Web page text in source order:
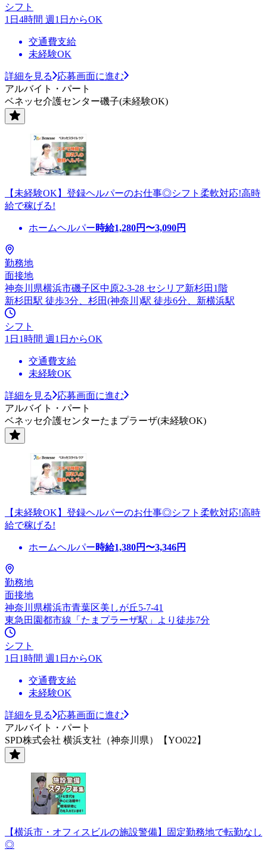
シフト
1日4時間 週1日からOK
交通費支給
未経験OK
詳細を見る
応募画面に進む
アルバイト・パート
ベネッセ介護センター磯子(未経験OK)
【未経験OK】登録ヘルパーのお仕事◎シフト柔軟対応!高時
給で稼げる!
ホームヘルパー時給1,280円〜3,090円
勤務地
面接地
神奈川県横浜市磯子区中原2-3-28 セシリア新杉田1階
新杉田駅 徒歩3分、杉田(神奈川)駅 徒歩6分、新横浜駅
シフト
1日1時間 週1日からOK
交通費支給
未経験OK
詳細を見る
応募画面に進む
アルバイト・パート
ベネッセ介護センターたまプラーザ(未経験OK)
【未経験OK】登録ヘルパーのお仕事◎シフト柔軟対応!高時
給で稼げる!
ホームヘルパー時給1,380円〜3,346円
勤務地
面接地
神奈川県横浜市青葉区美しが丘5-7-41
東急田園都市線「たまプラーザ駅」より徒歩7分
シフト
1日1時間 週1日からOK
交通費支給
未経験OK
詳細を見る
応募画面に進む
アルバイト・パート
SPD株式会社 横浜支社（神奈川県）【YO022】
【横浜市・オフィスビルの施設警備】固定勤務地で転勤なし
◎